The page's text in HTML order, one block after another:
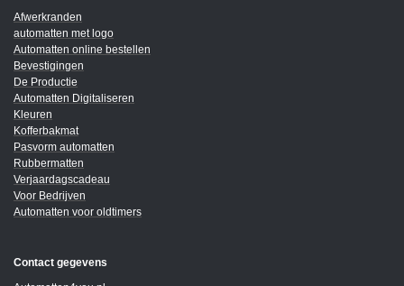
Afwerkranden
automatten met logo
Automatten online bestellen
Bevestigingen
De Productie
Automatten Digitaliseren
Kleuren
Kofferbakmat
Pasvorm automatten
Rubbermatten
Verjaardagscadeau
Voor Bedrijven
Automatten voor oldtimers
Contact gegevens